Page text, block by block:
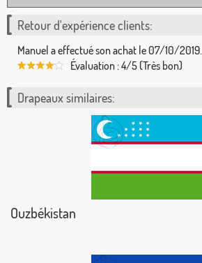
Retour d'expérience clients:
Manuel a effectué son achat le 07/10/2019.
Évaluation : 4/5 (Très bon)
Drapeaux similaires:
Ouzbékistan